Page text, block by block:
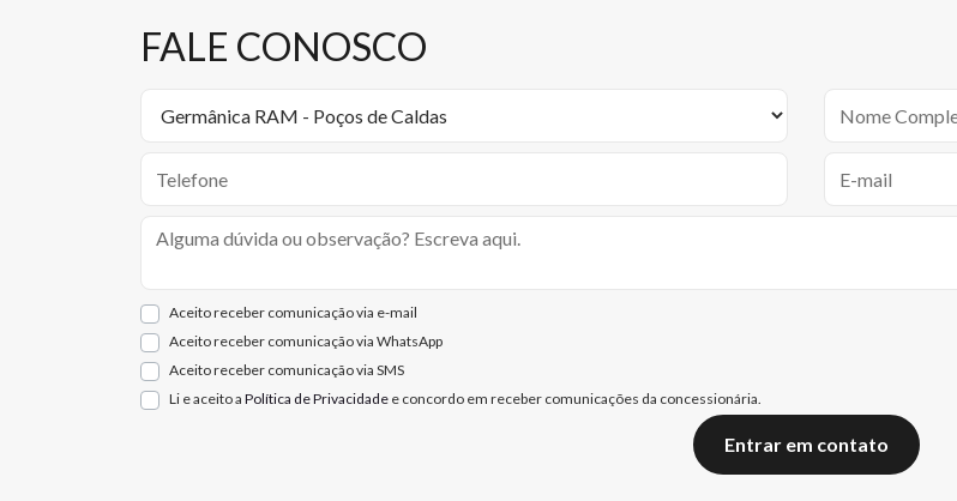
FALE CONOSCO
Aceito receber comunicação via e-mail
Aceito receber comunicação via WhatsApp
Aceito receber comunicação via SMS
Li e aceito a Política de Privacidade e concordo em receber comunicações da concessionária.
Entrar em contato